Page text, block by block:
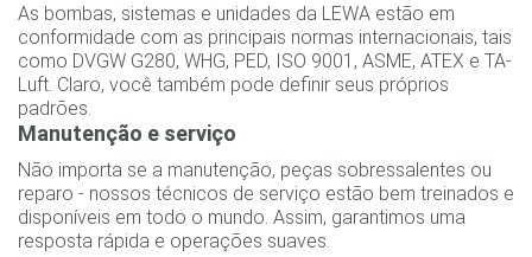
As bombas, sistemas e unidades da LEWA estão em
conformidade com as principais normas internacionais, tais
como DVGW G280, WHG, PED, ISO 9001, ASME, ATEX e TA-
Luft. Claro, você também pode definir seus próprios
padrões.
Manutenção e serviço
Não importa se a manutenção, peças sobressalentes ou
reparo - nossos técnicos de serviço estão bem treinados e
disponíveis em todo o mundo. Assim, garantimos uma
resposta rápida e operações suaves.